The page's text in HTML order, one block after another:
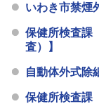
いわき市禁煙
保健所検査課
査）】
自動体外式除
保健所検査課